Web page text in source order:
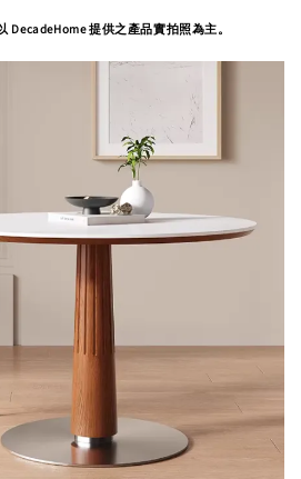
DecadeHome 提供之產品實拍照為主。